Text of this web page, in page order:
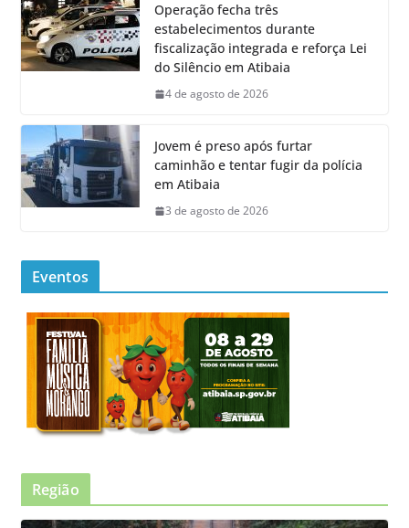
Operação fecha três
estabelecimentos durante
fiscalização integrada e reforça Lei
do Silêncio em Atibaia
4 de agosto de 2026
Jovem é preso após furtar
caminhão e tentar fugir da polícia
em Atibaia
3 de agosto de 2026
Eventos
Região